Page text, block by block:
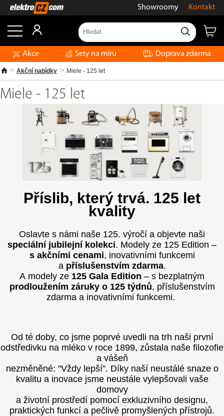
Showroomy Kontakt
Akce Sety na míru Doprava zdarma
Akční nabídky Miele - 125 let
Miele - 125 let
Příslib, který trvá. 125 let
kvality
Oslavte s námi naše 125. výročí a objevte naši
speciální jubilejní kolekci. Modely ze 125 Edition –
s akčními cenami, inovativními funkcemi
a příslušenstvím zdarma.
A modely ze 125 Gala Edition – s bezplatným
prodloužením záruky o 125 týdnů, příslušenstvím
zdarma a inovativními funkcemi.
Od té doby, co jsme poprvé uvedli na trh naši první
odstředivku na mléko v roce 1899, zůstala naše filozofie
a vášeň
nezměněné: "Vždy lepší". Díky naší neustálé snaze o
kvalitu a inovace jsme neustále vylepšovali vaše
domovy
a životní prostředí pomocí exkluzivního designu,
praktických funkcí a pečlivě promyšlených přístrojů.